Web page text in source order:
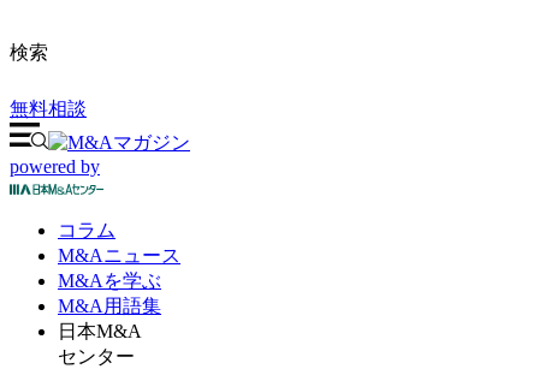
検索
無料相談
powered by
コラム
M&Aニュース
M&Aを学ぶ
M&A 用語集
日本M&A
センター